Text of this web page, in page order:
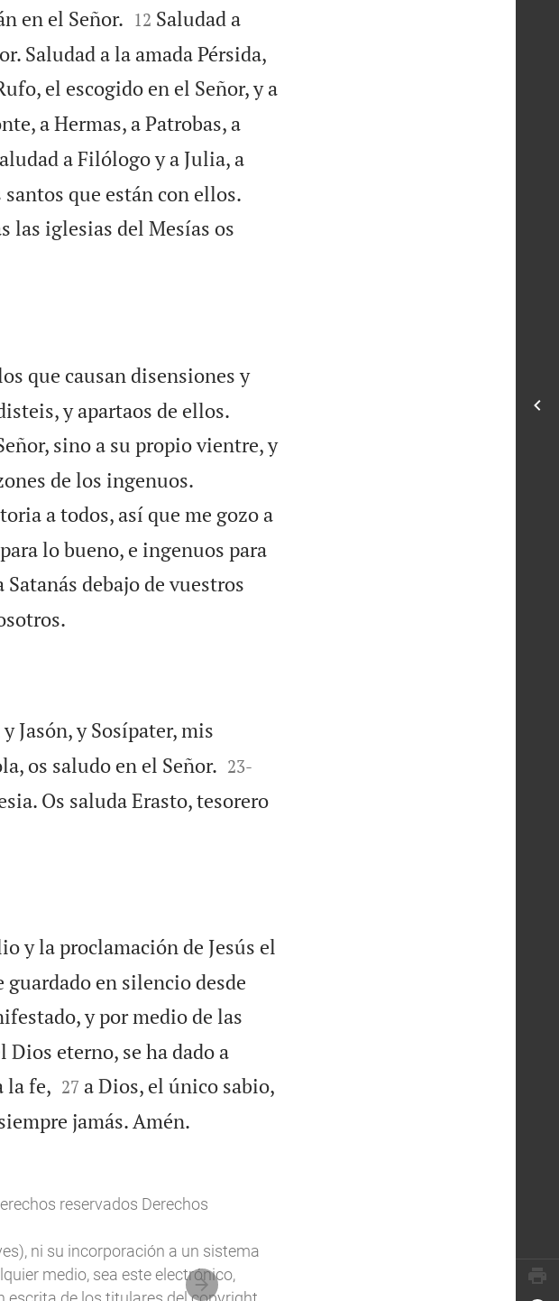
en el Señor.
12 Saludad a
Saludad a la amada Pérsida,
el escogido en el Señor, y a
a Hermas, a Patrobas, a
a Filólogo y a Julia, a
que están con ellos.
las iglesias del Mesías os
que causan disensiones y
y apartaos de ellos.
sino a su propio vientre, y
de los ingenuos.
a todos, así que me gozo a
lo bueno, e ingenuos para
debajo de vuestros

Jasón, y Sosípater, mis
os saludo en el Señor.
23-
Os saluda Erasto, tesorero
y la proclamación de Jesús el
en silencio desde
y por medio de las
eterno, se ha dado a
la fe,
27 a Dios, el único sabio,
jamás. Amén.
reservados Derechos
ni su incorporación a un sistema
medio, sea este electrónico,